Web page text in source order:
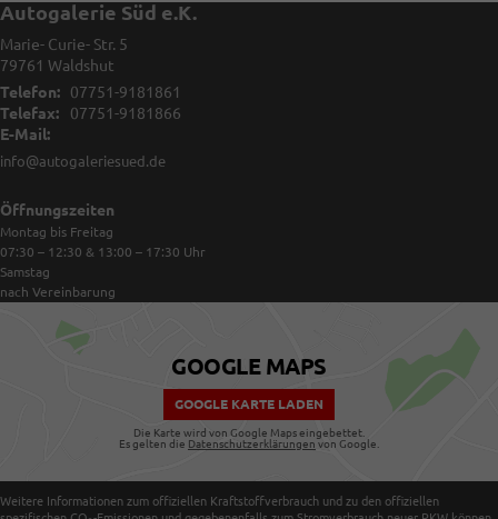
Autogalerie Süd e.K.
Marie- Curie- Str. 5
79761 Waldshut
Telefon:
07751-9181861
Telefax:
07751-9181866
E-Mail:
info@autogaleriesued.de
Öffnungszeiten
Montag bis Freitag
07:30 – 12:30 & 13:00 – 17:30 Uhr
Samstag
nach Vereinbarung
GOOGLE MAPS
GOOGLE KARTE LADEN
Die Karte wird von Google Maps eingebettet.
Es gelten die Datenschutzerklärungen von Google.
Weitere Informationen zum offiziellen Kraftstoffverbrauch und zu den offiziellen